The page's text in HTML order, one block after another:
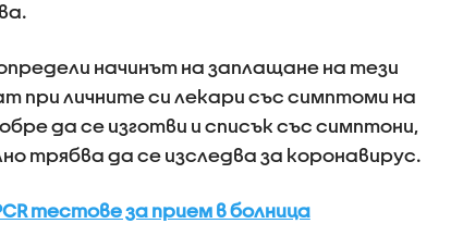
начинът на заплащане на тези
при личните си лекари със симптоми на
да се изготви и списък със симптони,
трябва да се изследва за коронавирус.
тестове за прием в болница